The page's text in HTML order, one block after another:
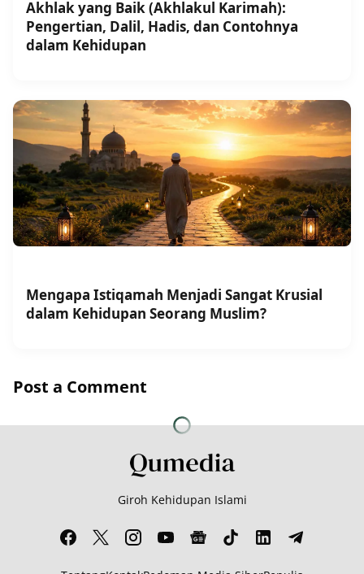
Akhlak yang Baik (Akhlakul Karimah):
Pengertian, Dalil, Hadis, dan Contohnya
dalam Kehidupan
Mengapa Istiqamah Menjadi Sangat Krusial
dalam Kehidupan Seorang Muslim?
Post a Comment
Giroh Kehidupan Islami